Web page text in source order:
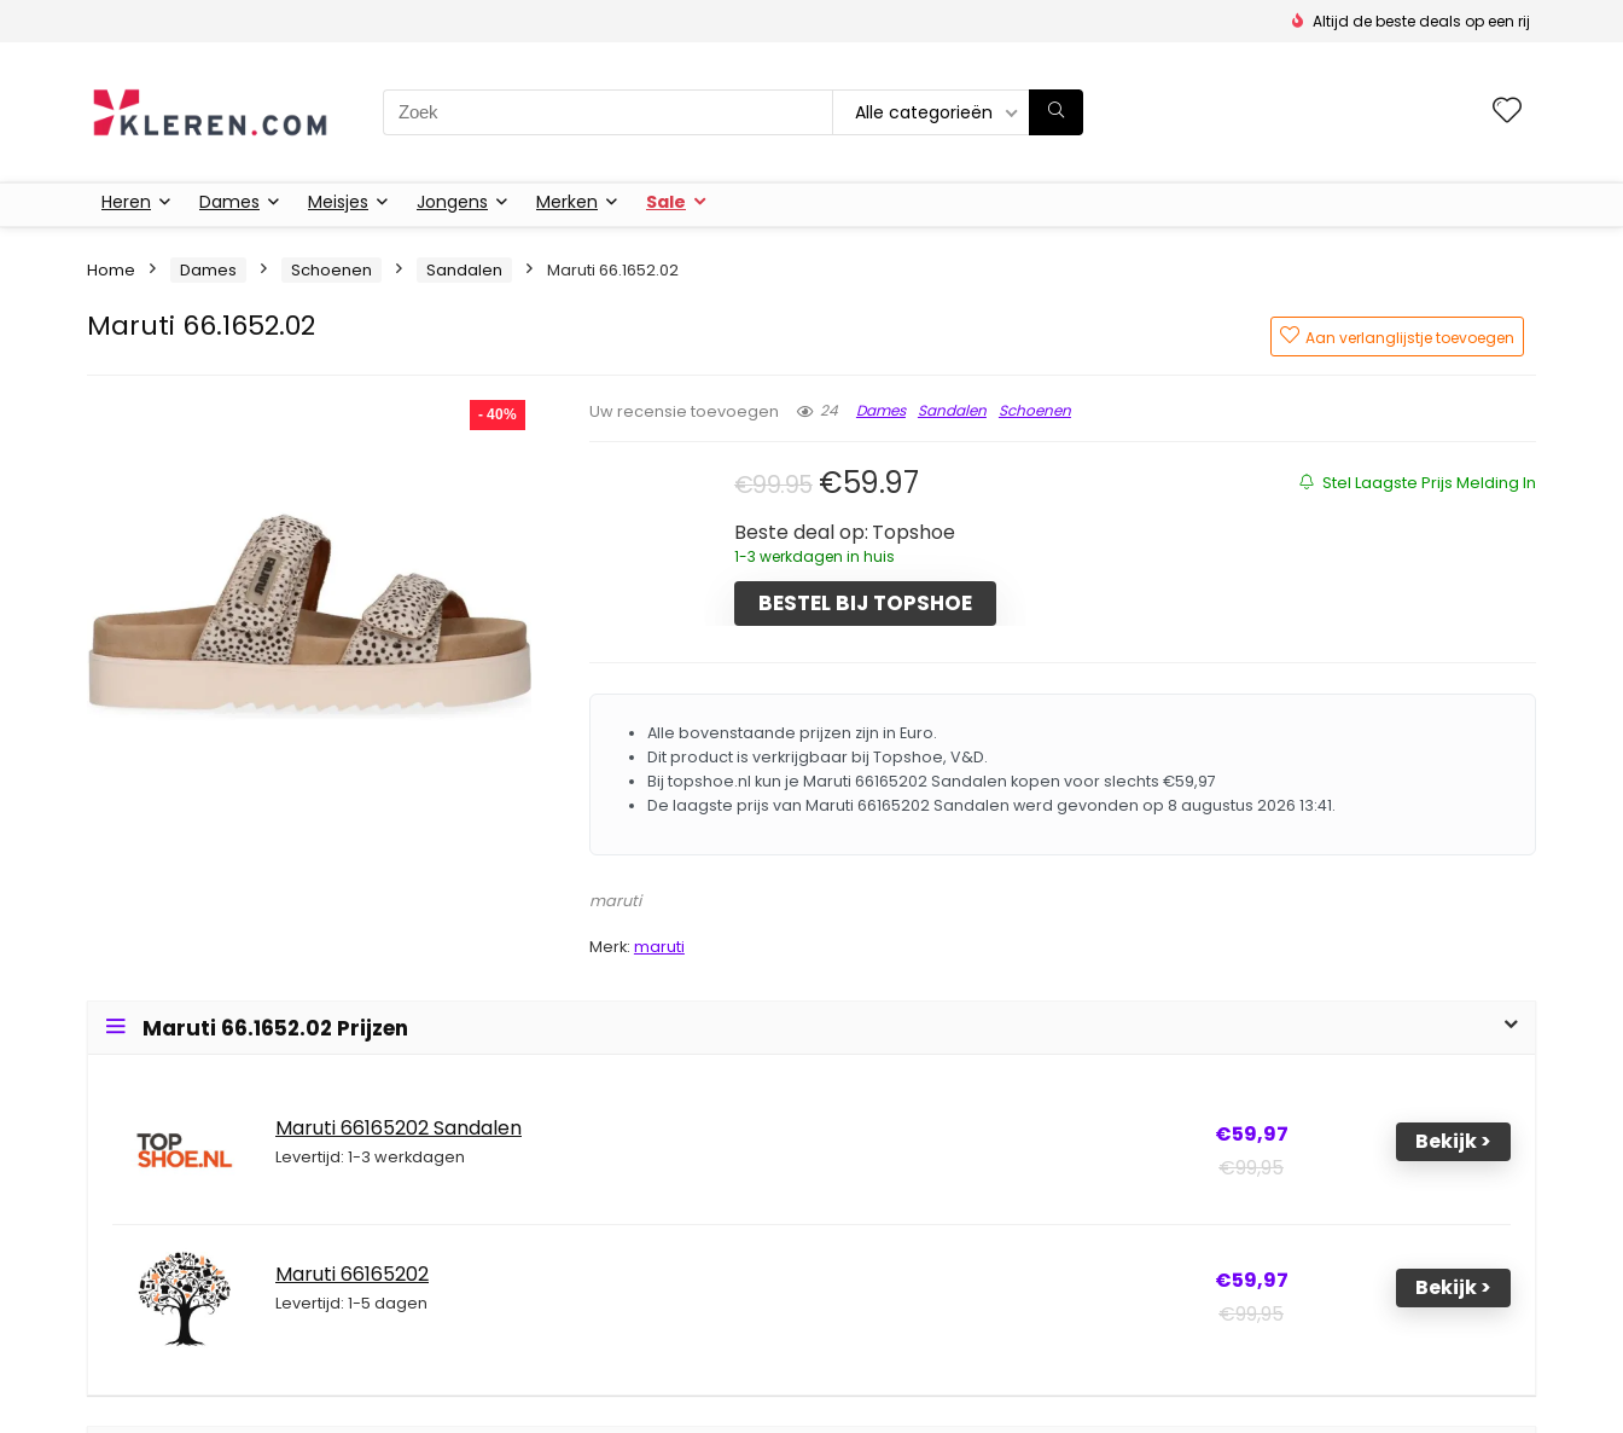
Altijd de beste deals op een rij
Zoeken naar: Alle categorieën
Heren Dames Meisjes Jongens Merken Sale
Home Dames Schoenen Sandalen Maruti 66.1652.02
Maruti 66.1652.02 Aan verlanglijstje toevoegen
- 40% Uw recensie toevoegen 24 Dames Sandalen Schoenen
Stel Laagste Prijs Melding In
€99.95 Oorspronkelijke prijs was: €99.95.
€59.97Huidige prijs is: €59.97.
Beste deal op: Topshoe
1-3 werkdagen in huis
BESTEL BIJ TOPSHOE
Alle bovenstaande prijzen zijn in Euro.
Dit product is verkrijgbaar bij Topshoe, V&D.
Bij topshoe.nl kun je Maruti 66165202 Sandalen kopen voor slechts €59,97
De laagste prijs van Maruti 66165202 Sandalen werd gevonden op 8 augustus 2026 13:41.
maruti
Merk: maruti
Maruti 66.1652.02 Prijzen
Maruti 66165202 Sandalen
Levertijd: 1-3 werkdagen
€59,97
€99,95
Bekijk >
Maruti 66165202
Levertijd: 1-5 dagen
€59,97
€99,95
Bekijk >